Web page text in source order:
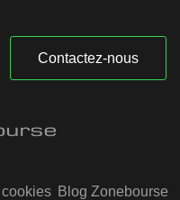
Contactez-nous
Blog Zonebourse